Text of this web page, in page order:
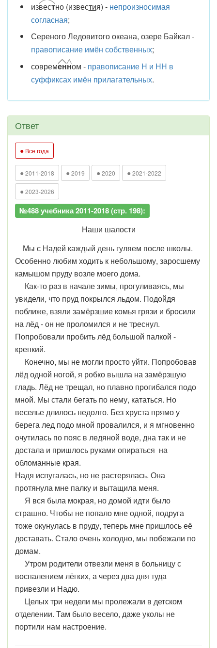
известно (известия) - непроизносимая
согласная;
Сереного Ледовитого океана, озере Байкал -
правописание имён собственных;
современном - правописание Н и НН в
суффиксах имён прилагательных.
Ответ
● Все года
● 2011-2018 ● 2019 ● 2020 ● 2021-2022
● 2023-2026
№488 учебника 2011-2018 (стр. 198):
Наши шалости
Мы с Надей каждый день гуляем после школы.
Особенно любим ходить к небольшому, заросшему
камышом пруду возле моего дома.
Как-то раз в начале зимы, прогуливаясь, мы
увидели, что пруд покрылся льдом. Подойдя
поближе, взяли замёрзшие комья грязи и бросили
на лёд - он не проломился и не треснул.
Попробовали пробить лёд большой палкой -
крепкий.
Конечно, мы не могли просто уйти. Попробовав
лёд одной ногой, я робко вышла на замёрзшую
гладь. Лёд не трещал, но плавно прогибался подо
мной. Мы стали бегать по нему, кататься. Но
веселье длилось недолго. Без хруста прямо у
берега лед подо мной провалился, и я мгновенно
очутилась по пояс в ледяной воде, дна так и не
достала и пришлось руками опираться на
обломанные края.
Надя испугалась, но не растерялась. Она
протянула мне палку и вытащила меня.
Я вся была мокрая, но домой идти было
страшно. Чтобы не попало мне одной, подруга
тоже окунулась в пруду, теперь мне пришлось её
доставать. Стало очень холодно, мы побежали по
домам.
Утром родители отвезли меня в больницу с
воспалением лёгких, а через два дня туда
привезли и Надю.
Целых три недели мы пролежали в детском
отделении. Там было весело, даже уколы не
портили нам настроение.